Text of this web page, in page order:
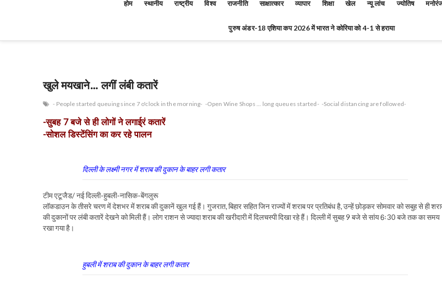
होम स्थानीय राष्ट्रीय विश्व राजनीति साक्षात्कार व्यापार शिक्षा खेल न्यू लांच ज्योतिष
पुरुष अंडर-18 एशिया कप 2026 में भारत ने कोरिया को 4-1 से हराया
खुले मयखाने… लगीं लंबी कतारें
- People started queuing since 7 o'clock in the morning- -Open Wine Shops ... long queues started- -Social distancing are followed-
-सुबह 7 बजे से ही लोगों ने लगाई्रं कतारें
-सोशल डिस्टेंसिंग का कर रहे पालन
दिल्ली के लक्ष्मी नगर में शराब की दुकान के बाहर लगी कतार
टीम एटूजैड/ नई दिल्ली-हुबली-नासिक-बेंगलुरू
लॉकडाउन के तीसरे चरण में देशभर में शराब की दुकानें खुल गई हैं। गुजरात, बिहार सहित जिन राज्यों में शराब पर प्रतिबंध है, उन्हें छोड़कर सोमवार को सबुह से ही
की दुकानों पर लंबी कतारें देखने को मिली हैं। लोग राशन से ज्यादा शराब की खरीदारी में दिलचस्पी दिखा रहे हैं। दिल्ली में सुबह 9 बजे से सांय 6ः30 बजे तक का समय
रखा गया है।
हुबली में शराब की दुकान के बाहर लगी कतार